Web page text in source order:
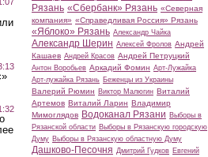
Рязань «Сбербанк» Рязань «Северная
компания» «Справедливая Россия» Рязань
«Яблоко» Рязань Александр Чайка
Александр Шерин Алексей Фролов Андрей
Кашаев Андрей Красов Андрей Петруцкий
Антон Воробьев Аркадий Фомин Арт-Лужайка
Арт-лужайка Рязань Беженцы из Украины
Валерий Рюмин Виктор Малюгин Виталий
Артемов Виталий Ларин Владимир
Мимоглядов Водоканал Рязани Выборы в
Рязанской области Выборы в Рязанскую городскую
Думу Выборы в Рязанскую областную Думу
Дашково-Песочня Дмитрий Гудков Евгений